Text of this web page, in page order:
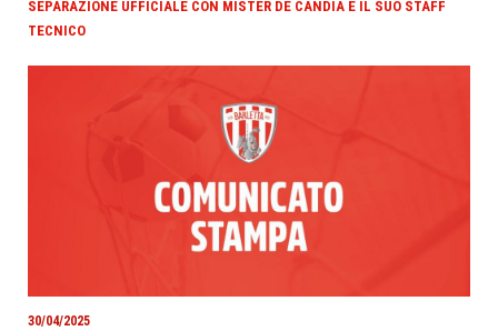
SEPARAZIONE UFFICIALE CON MISTER DE CANDIA E IL SUO STAFF
TECNICO
30/04/2025